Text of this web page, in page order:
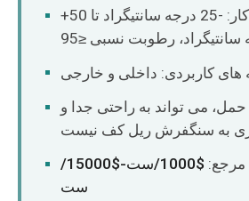
دمای محیط کار: -25 درجه سانتیگراد تا 50+
های کاربردی: داخلی و خارجی
می تواند به راحتی جدا و
$1000/ست-$15000/
ست